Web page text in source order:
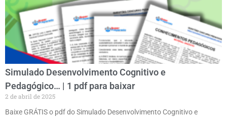
Simulado Desenvolvimento Cognitivo e
Pedagógico… | 1 pdf para baixar
2 de abril de 2025
Baixe GRÁTIS o pdf do Simulado Desenvolvimento Cognitivo e